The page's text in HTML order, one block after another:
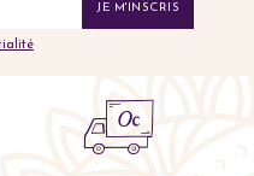
JE M'INSCRIS